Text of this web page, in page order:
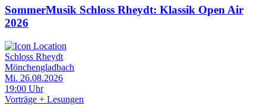
SommerMusik Schloss Rheydt: Klassik Open Air
2026
Schloss Rheydt
Mönchengladbach
Mi. 26.08.2026
19:00 Uhr
Vorträge + Lesungen